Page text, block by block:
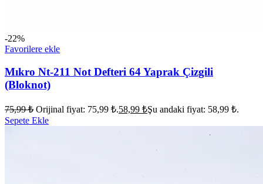
-22%
Favorilere ekle
Mıkro Nt-211 Not Defteri 64 Yaprak Çizgili
(Bloknot)
75,99₺ Orijinal fiyat: 75,99 ₺.58,99 ₺Şu andaki fiyat: 58,99 ₺.
Sepete Ekle